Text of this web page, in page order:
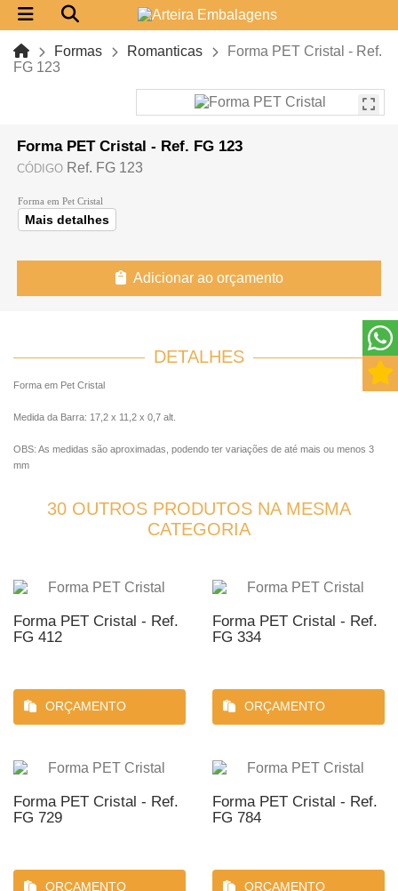
Formas Romanticas
Forma PET Cristal - Ref.
FG 123
Forma PET Cristal - Ref. FG 123
CÓDIGO Ref. FG 123
Forma em Pet Cristal
Mais detalhes
Adicionar ao orçamento
DETALHES
Forma em Pet Cristal
Medida da Barra: 17,2 x 11,2 x 0,7 alt.
OBS: As medidas são aproximadas, podendo ter variações de até mais ou menos 3
mm
30 OUTROS PRODUTOS NA MESMA
CATEGORIA
Forma PET Cristal - Ref.
FG 412
ORÇAMENTO
Forma PET Cristal - Ref.
FG 334
ORÇAMENTO
Forma PET Cristal - Ref.
FG 729
ORÇAMENTO
Forma PET Cristal - Ref.
FG 784
ORÇAMENTO